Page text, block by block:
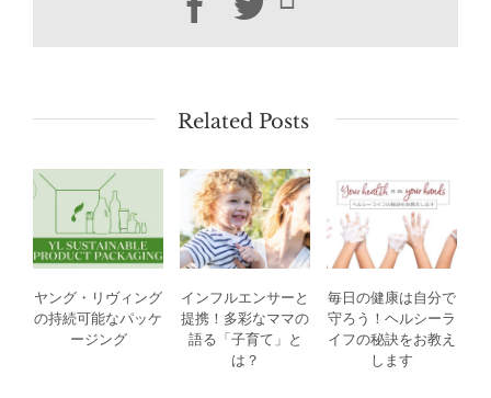
Related Posts
ヤング・リヴィング
の持続可能なパッケ
ージング
インフルエンサーと
提携！多彩なママの
語る「子育て」と
は？
毎日の健康は自分で
守ろう！ヘルシーラ
イフの秘訣をお教え
します